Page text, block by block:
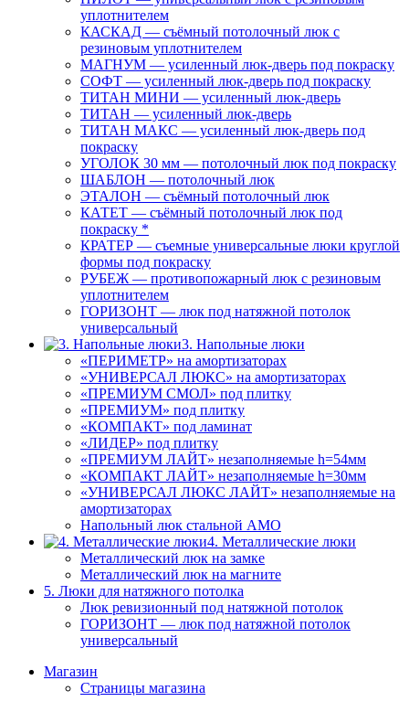
уплотнителем
КАСКАД — съёмный потолочный люк с
резиновым уплотнителем
МАГНУМ — усиленный люк-дверь под покраску
СОФТ — усиленный люк-дверь под покраску
ТИТАН МИНИ — усиленный люк-дверь
ТИТАН — усиленный люк-дверь
ТИТАН МАКС — усиленный люк-дверь под
покраску
УГОЛОК 30 мм — потолочный люк под покраску
ШАБЛОН — потолочный люк
ЭТАЛОН — съёмный потолочный люк
КАТЕТ — съёмный потолочный люк под
покраску *
КРАТЕР — съемные универсальные люки круглой
формы под покраску
РУБЕЖ — противопожарный люк с резиновым
уплотнителем
ГОРИЗОНТ — люк под натяжной потолок
универсальный
3. Напольные люки
«ПЕРИМЕТР» на амортизаторах
«УНИВЕРСАЛ ЛЮКС» на амортизаторах
«ПРЕМИУМ СМОЛ» под плитку
«ПРЕМИУМ» под плитку
«КОМПАКТ» под ламинат
«ЛИДЕР» под плитку
«ПРЕМИУМ ЛАЙТ» незаполняемые h=54мм
«КОМПАКТ ЛАЙТ» незаполняемые h=30мм
«УНИВЕРСАЛ ЛЮКС ЛАЙТ» незаполняемые на
амортизаторах
Напольный люк стальной АМО
4. Металлические люки
Металлический люк на замке
Металлический люк на магните
5. Люки для натяжного потолка
Люк ревизионный под натяжной потолок
ГОРИЗОНТ — люк под натяжной потолок
универсальный
Магазин
Страницы магазина